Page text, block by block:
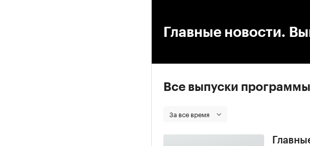
Главные новости.
Все выпуски программы
За все время